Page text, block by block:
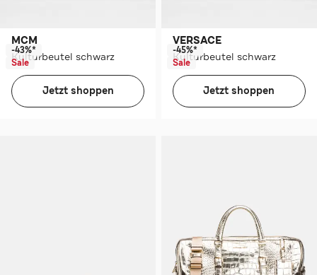
MCM
Kulturbeutel schwarz
-43%*
Sale
Jetzt shoppen
VERSACE
Kulturbeutel schwarz
-45%*
Sale
Jetzt shoppen